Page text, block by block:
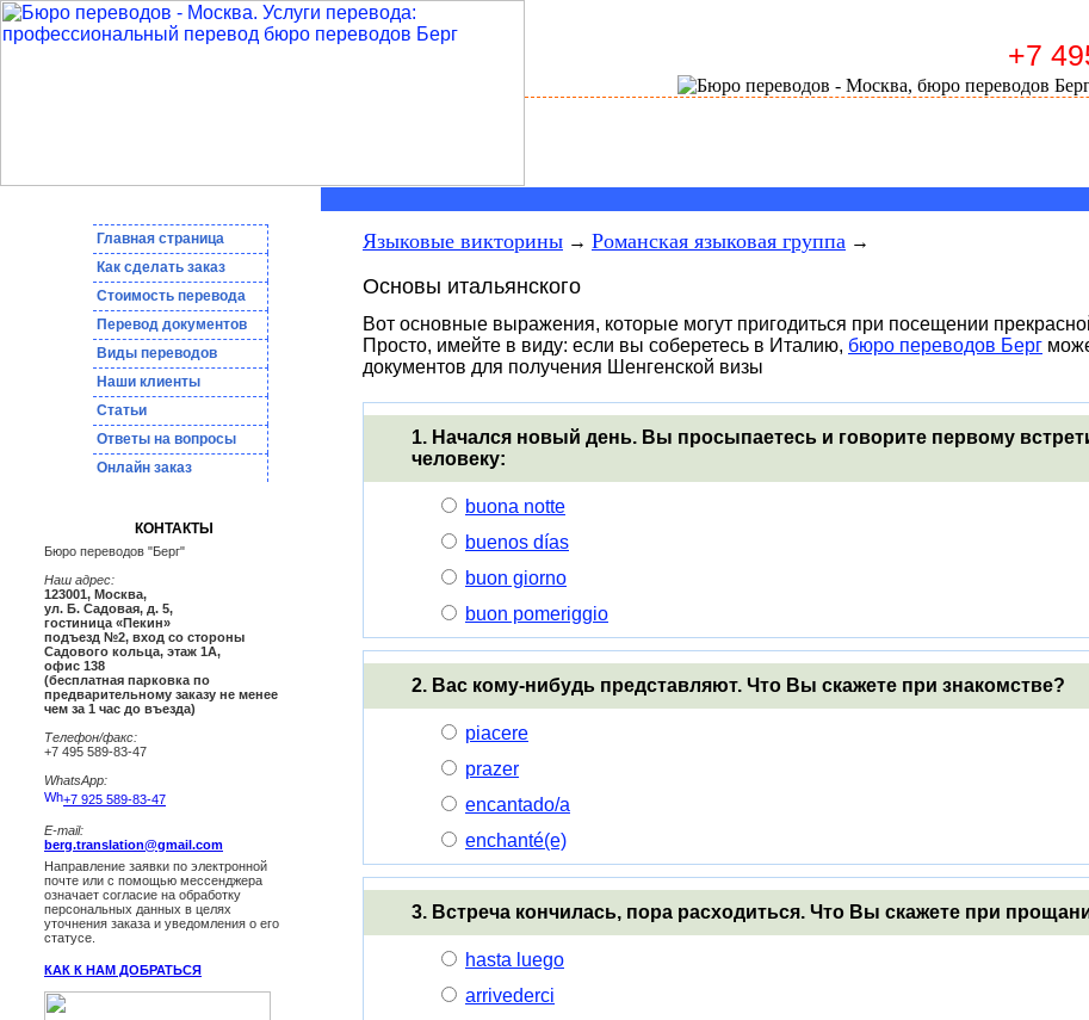
+7
Главная страница
Как сделать заказ
Стоимость перевода
Пepeвoд дoкумeнтoв
Виды переводов
Наши клиенты
Статьи
Ответы на вопросы
Онлайн заказ
КОНТАКТЫ
Бюро переводов "Берг"
Наш адрес:
123001, Москва,
ул. Б. Садовая, д. 5,
гостиница «Пекин»
подъезд №2, вход со стороны
Садового кольца, этаж 1А,
офис 138
(бесплатная парковка по
предварительному заказу не менее
чем за 1 час до въезда)
Телефон/факс:
+7 495 589-83-47
WhatsApp:
+7 925 589-83-47
E-mail:
berg.translation@gmail.com
Направление заявки по электронной
почте или с помощью мессенджера
означает согласие на обработку
персональных данных в целях
уточнения заказа и уведомления о его
статусе.
КАК К НАМ ДОБРАТЬСЯ
Языковые викторины → Романская языковая группа →
Основы итальянского
Вот основные выражения, которые могут пригодиться при посещении
Просто, имейте в виду: если вы соберетесь в Италию, бюро переводов Берг
документов для получения Шенгенской визы
1. Начался новый день. Вы просыпаетесь и говорите первому
человеку:
buona notte
buenos días
buon giorno
buon pomeriggio
2. Вас кому-нибудь представляют. Что Вы скажете при знакомстве?
piacere
prazer
encantado/a
enchanté(e)
3. Встреча кончилась, пора расходиться. Что Вы скажете при
hasta luego
arrivederci